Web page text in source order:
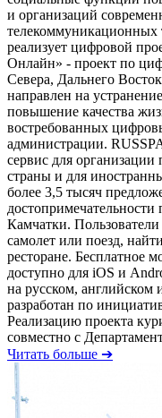
и организаций
телекоммуникационных
реализует цифровой
Онлайн» - проект по
Севера, Дальнего
направлен на
повышение качества
востребованных
администрации.
сервис для
страны и для
более 3,5 тысяч
Камчатки.
самолет или поезд,
ресторане. Бесплатное
доступно для iOS и
на русском, английском
разработан по
Реализацию проекта
совместно с
Читать больше ➔